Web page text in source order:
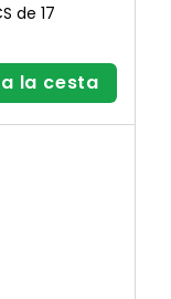
de 17
la cesta